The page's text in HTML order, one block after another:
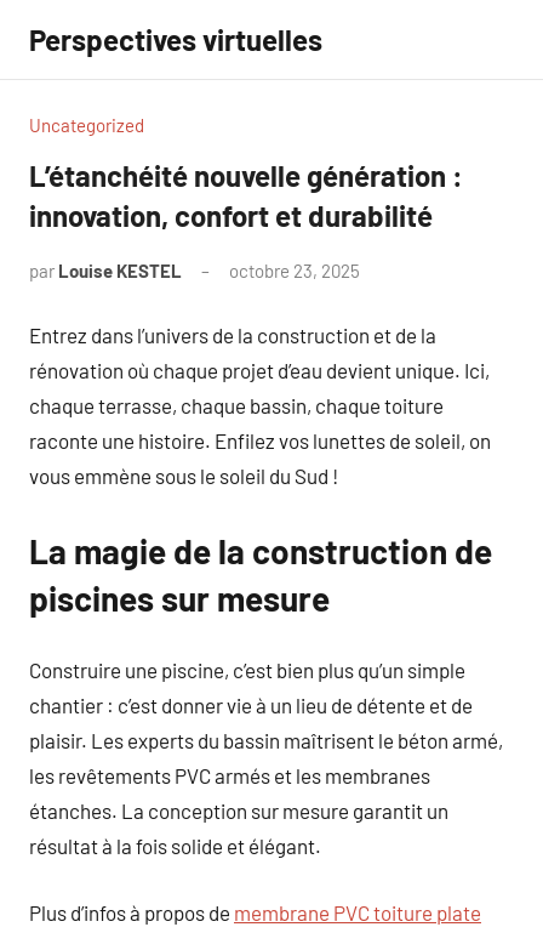
contenu
Perspectives virtuelles
Uncategorized
L’étanchéité nouvelle génération :
innovation, confort et durabilité
par Louise KESTEL octobre 23, 2025
Entrez dans l’univers de la construction et de la
rénovation où chaque projet d’eau devient unique. Ici,
chaque terrasse, chaque bassin, chaque toiture
raconte une histoire. Enfilez vos lunettes de soleil, on
vous emmène sous le soleil du Sud !
La magie de la construction de
piscines sur mesure
Construire une piscine, c’est bien plus qu’un simple
chantier : c’est donner vie à un lieu de détente et de
plaisir. Les experts du bassin maîtrisent le béton armé,
les revêtements PVC armés et les membranes
étanches. La conception sur mesure garantit un
résultat à la fois solide et élégant.
Plus d’infos à propos de membrane PVC toiture plate